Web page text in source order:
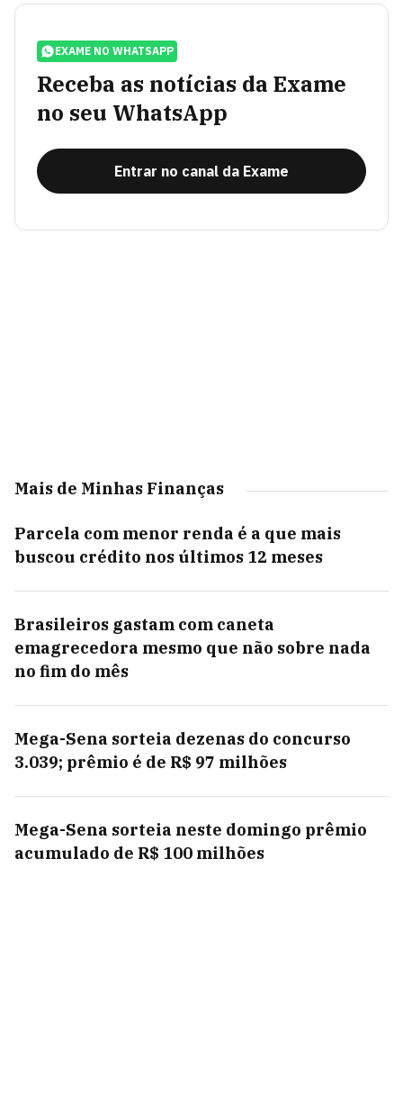
EXAME NO WHATSAPP
Receba as notícias da Exame
no seu WhatsApp
Entrar no canal da Exame
Mais de Minhas Finanças
Parcela com menor renda é a que mais
buscou crédito nos últimos 12 meses
Brasileiros gastam com caneta
emagrecedora mesmo que não sobre nada
no fim do mês
Mega-Sena sorteia dezenas do concurso
3.039; prêmio é de R$ 97 milhões
Mega-Sena sorteia neste domingo prêmio
acumulado de R$ 100 milhões